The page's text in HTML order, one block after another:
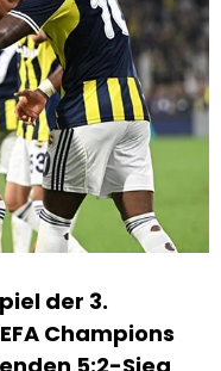
der 3.
Champions